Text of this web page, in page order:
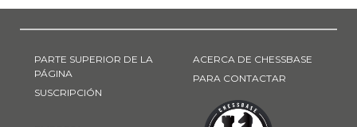
PARTE SUPERIOR DE LA
PÁGINA
SUSCRIPCIÓN
ACERCA DE CHESSBASE
PARA CONTACTAR